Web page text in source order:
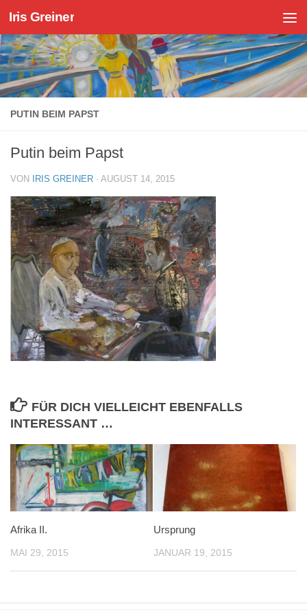
Zum Inhalt springen
Iris Greiner
PUTIN BEIM PAPST
Putin beim Papst
VON IRIS GREINER · AUGUST 14, 2015
FÜR DICH VIELLEICHT EBENFALLS
INTERESSANT …
Afrika II.
MAI 29, 2015
Ursprung
JANUAR 19, 2015